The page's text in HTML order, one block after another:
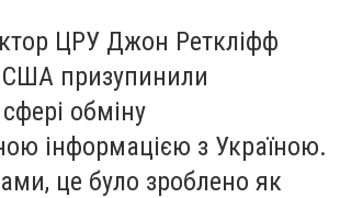
ЦРУ Джон Реткліфф
призупинили
обміну
інформацією з Україною.
це було зроблено як